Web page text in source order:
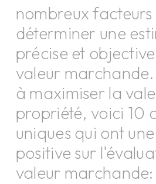
nombreux
déterminer une
précise et
valeur
à maximiser la
propriété, voici 10
uniques qui ont
positive sur
valeur marchande: